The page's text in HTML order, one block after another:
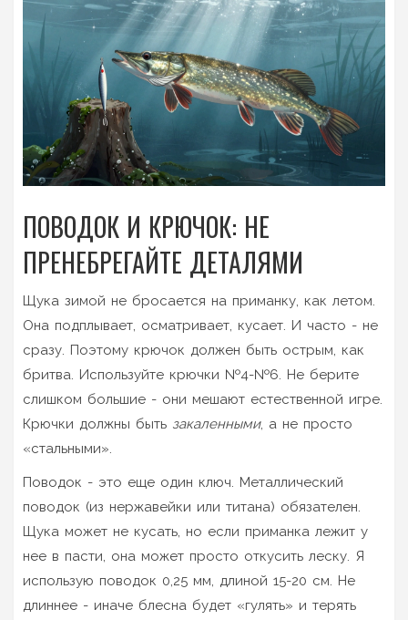
ПОВОДОК И КРЮЧОК: НЕ
ПРЕНЕБРЕГАЙТЕ ДЕТАЛЯМИ
Щука зимой не бросается на приманку, как летом.
Она подплывает, осматривает, кусает. И часто - не
сразу. Поэтому крючок должен быть острым, как
бритва. Используйте крючки №4-№6. Не берите
слишком большие - они мешают естественной игре.
Крючки должны быть закаленными, а не просто
«стальными».
Поводок - это еще один ключ. Металлический
поводок (из нержавейки или титана) обязателен.
Щука может не кусать, но если приманка лежит у
нее в пасти, она может просто откусить леску. Я
использую поводок 0,25 мм, длиной 15-20 см. Не
длиннее - иначе блесна будет «гулять» и терять